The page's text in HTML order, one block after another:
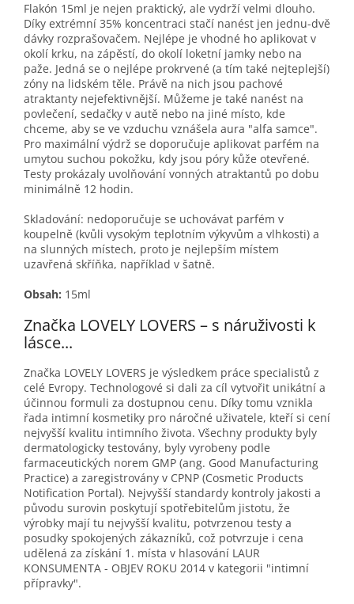
Flakón 15ml je nejen praktický, ale vydrží velmi dlouho.
Díky extrémní 35% koncentraci stačí nanést jen jednu-dvě
dávky rozprašovačem. Nejlépe je vhodné ho aplikovat v
okolí krku, na zápěstí, do okolí loketní jamky nebo na
paže. Jedná se o nejlépe prokrvené (a tím také nejteplejší)
zóny na lidském těle. Právě na nich jsou pachové
atraktanty nejefektivnější. Můžeme je také nanést na
povlečení, sedačky v autě nebo na jiné místo, kde
chceme, aby se ve vzduchu vznášela aura "alfa samce".
Pro maximální výdrž se doporučuje aplikovat parfém na
umytou suchou pokožku, kdy jsou póry kůže otevřené.
Testy prokázaly uvolňování vonných atraktantů po dobu
minimálně 12 hodin.
Skladování: nedoporučuje se uchovávat parfém v
koupelně (kvůli vysokým teplotním výkyvům a vlhkosti) a
na slunných místech, proto je nejlepším místem
uzavřená skříňka, například v šatně.
Obsah: 15ml
Značka LOVELY LOVERS – s náruživosti k
lásce...
Značka LOVELY LOVERS je výsledkem práce specialistů z
celé Evropy. Technologové si dali za cíl vytvořit unikátní a
účinnou formuli za dostupnou cenu. Díky tomu vznikla
řada intimní kosmetiky pro náročné uživatele, kteří si cení
nejvyšší kvalitu intimního života. Všechny produkty byly
dermatologicky testovány, byly vyrobeny podle
farmaceutických norem GMP (ang. Good Manufacturing
Practice) a zaregistrovány v CPNP (Cosmetic Products
Notification Portal). Nejvyšší standardy kontroly jakosti a
původu surovin poskytují spotřebitelům jistotu, že
výrobky mají tu nejvyšší kvalitu, potvrzenou testy a
posudky spokojených zákazníků, což potvrzuje i cena
udělená za získání 1. místa v hlasování LAUR
KONSUMENTA - OBJEV ROKU 2014 v kategorii "intimní
přípravky".